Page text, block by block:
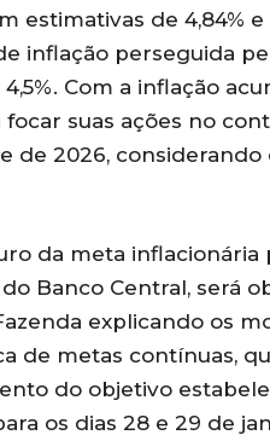
estimativas de 4,84% e
inflação perseguida
Com a inflação
focar suas ações no
de 2026, considerando
da meta inflacionária
Banco Central, será
explicando os
de metas contínuas,
do objetivo
os dias 28 e 29 de